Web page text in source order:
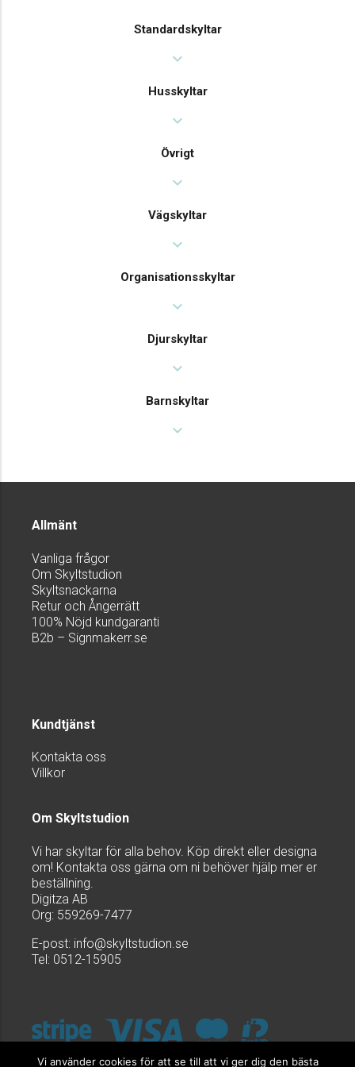
Standardskyltar
expand_more
Husskyltar
expand_more
Övrigt
expand_more
Vägskyltar
expand_more
Organisationsskyltar
expand_more
Djurskyltar
expand_more
Barnskyltar
expand_more
Allmänt
Vanliga frågor
Om Skyltstudion
Skyltsnackarna
Retur och Ångerrätt
100% Nöjd kundgaranti
B2b – Signmakerr.se
Kundtjänst
Kontakta oss
Villkor
Om Skyltstudion
Vi har skyltar för alla behov. Köp direkt eller designa
om! Kontakta oss gärna om ni behöver hjälp mer er
beställning.
Digitza AB
Org: 559269-7477
E-post: info@skyltstudion.se
Tel: 0512-15905
Vi använder cookies för att se till att vi ger dig den bästa